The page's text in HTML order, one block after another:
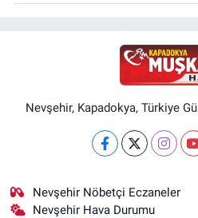
Nevşehir, Kapadokya, Türkiye
Nevşehir Nöbetçi Eczaneler
Nevşehir Hava Durumu